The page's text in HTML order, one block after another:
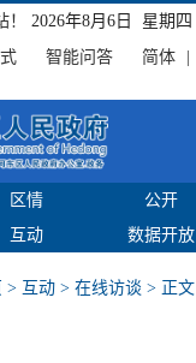
2026年8月6日 星期四
智能问答 简体
区情 公开
互动 数据开放
> 互动 > 在线访谈 > 正文